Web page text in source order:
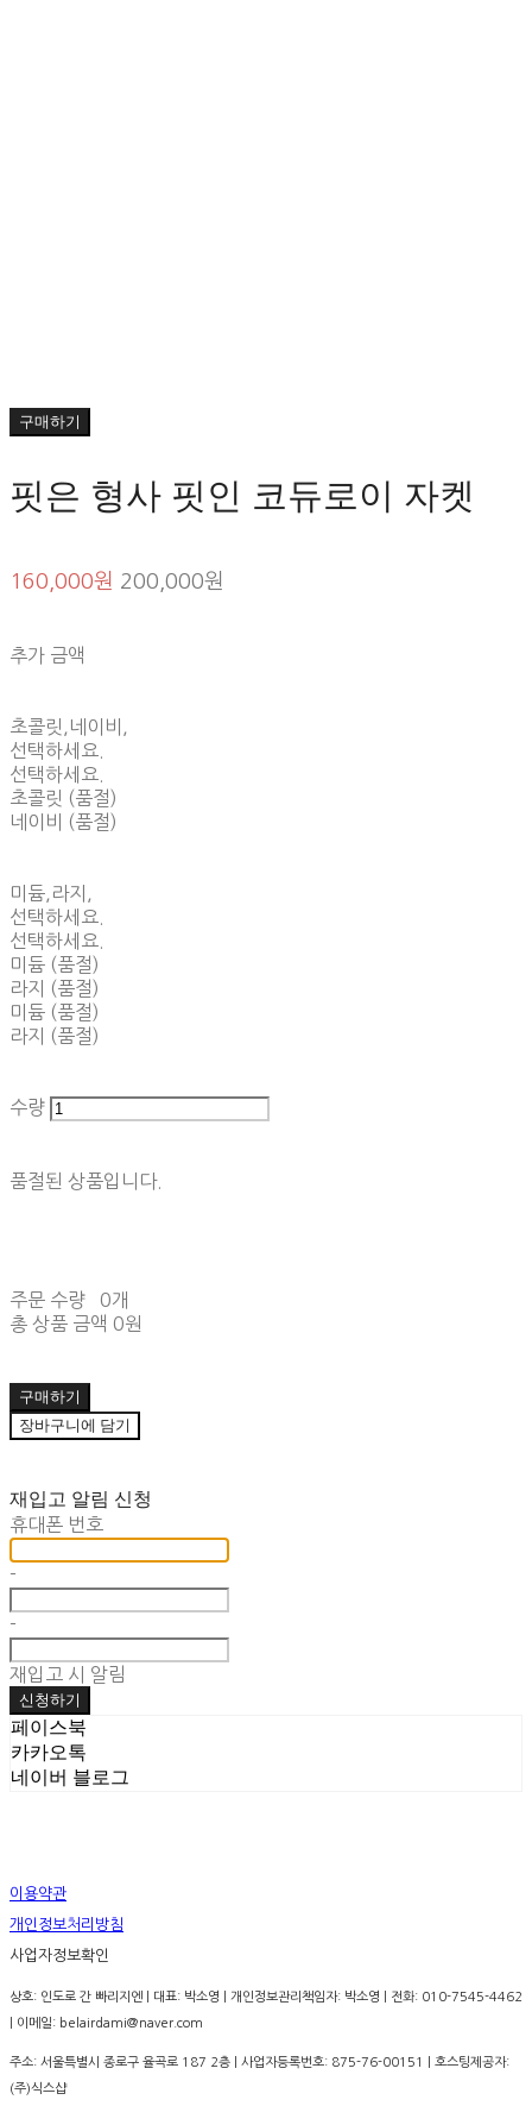
구매하기
핏은 형사 핏인 코듀로이 자켓
160,000원 200,000원
추가 금액
초콜릿,네이비,
선택하세요.
선택하세요.
초콜릿 (품절)
네이비 (품절)
미듐,라지,
선택하세요.
선택하세요.
미듐 (품절)
라지 (품절)
미듐 (품절)
라지 (품절)
수량
품절된 상품입니다.
주문 수량
0개
총 상품 금액 0원
구매하기
장바구니에 담기
재입고 알림 신청
휴대폰 번호
-
-
재입고 시 알림
신청하기
페이스북
카카오톡
네이버 블로그
이용약관
개인정보처리방침
사업자정보확인
상호: 인도로 간 빠리지엔 | 대표: 박소영 | 개인정보관리책임자: 박소영 | 전화: 010-7545-4462
| 이메일: belairdami@naver.com
주소: 서울특별시 종로구 율곡로 187 2층 | 사업자등록번호: 875-76-00151
| 호스팅제공자:
(주)식스샵